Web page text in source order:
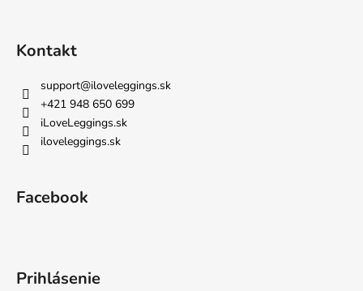
Kontakt
support@iloveleggings.sk
+421 948 650 699
iLoveLeggings.sk
iloveleggings.sk
Facebook
Prihlásenie